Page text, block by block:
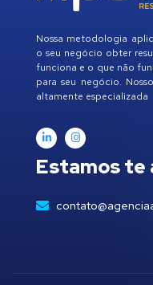
Nossa metodologia
o seu negócio obter
funciona e o que não
para seu negócio.
altamente especializada
Estamos te